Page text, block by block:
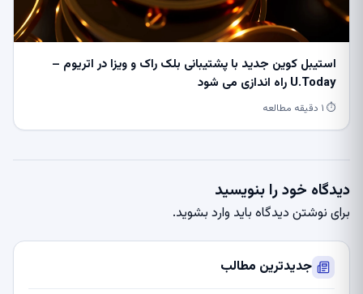
استیبل کوین جدید با پشتیبانی بلک راک و ویزا در اتریوم –
U.Today راه اندازی می شود
⏱ ۱ دقیقه مطالعه
دیدگاه خود را بنویسید
برای نوشتن دیدگاه باید وارد بشوید.
جدیدترین مطالب